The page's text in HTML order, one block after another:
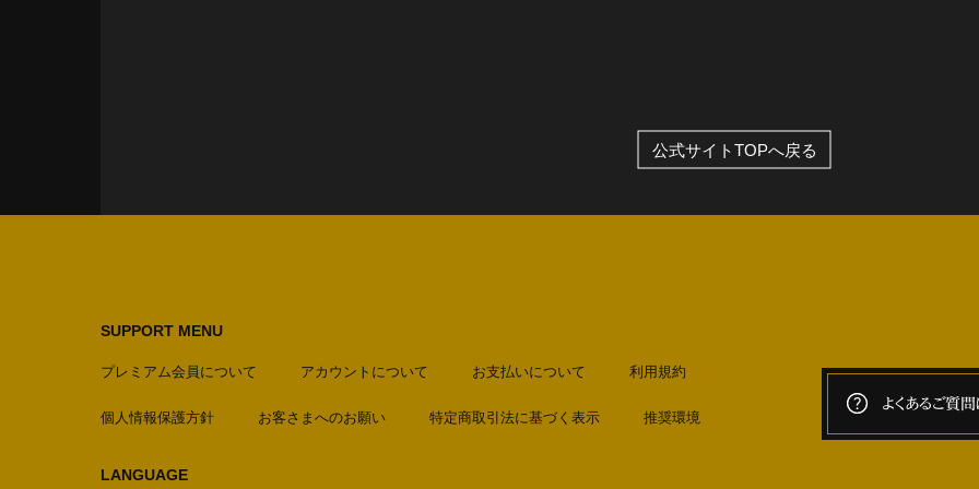
公式サイトTOPへ戻る
SUPPORT MENU
プレミアム会員について アカウントについて お支払いについて 利用規約
個人情報保護方針 お客さまへのお願い 特定商取引法に基づく表示 推奨環境
LANGUAGE
よくあるご質問